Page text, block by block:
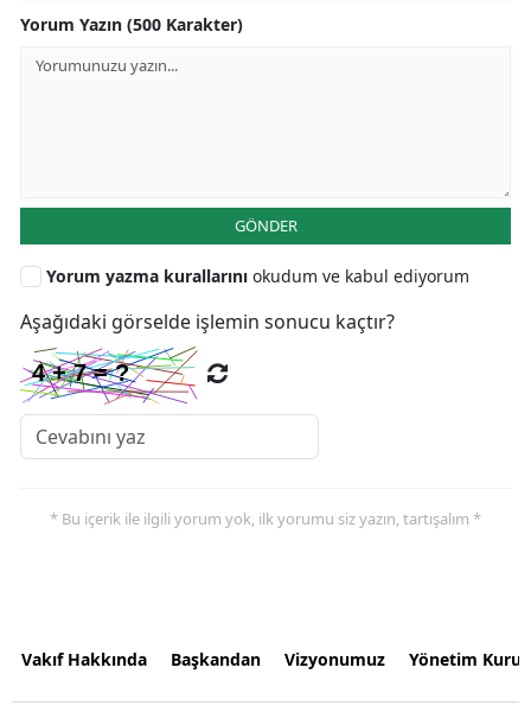
Yorum Yazın (500 Karakter)
GÖNDER
Yorum yazma kurallarını okudum ve kabul ediyorum
Aşağıdaki görselde işlemin sonucu kaçtır?
* Bu içerik ile ilgili yorum yok, ilk yorumu siz yazın, tartışalım *
Vakıf Hakkında Başkandan Vizyonumuz Yönetim